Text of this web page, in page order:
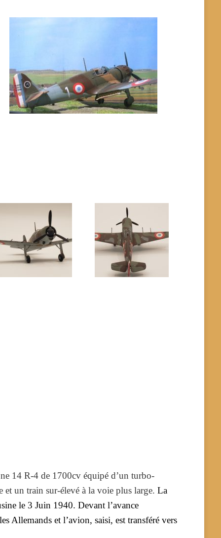
14 R-4 de 1700cv équipé d’un turbo-
et un train sur-élevé à la voie plus large. La
le 3 Juin 1940. Devant l’avance
Allemands et l’avion, saisi, est transféré vers